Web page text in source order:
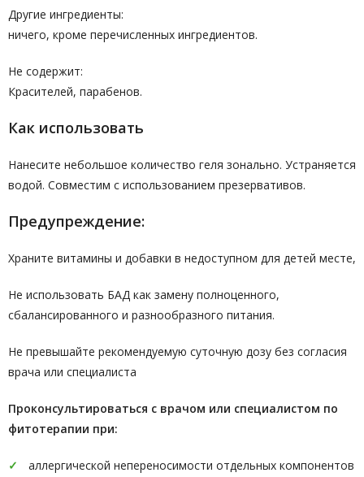
Другие ингредиенты:
ничего, кроме перечисленных ингредиентов.
Не содержит:
Красителей, парабенов.
Как использовать
Нанесите небольшое количество геля зонально. Устраняется
водой. Совместим с использованием презервативов.
Предупреждение:
Храните витамины и добавки в недоступном для детей месте,
Не использовать БАД как замену полноценного,
сбалансированного и разнообразного питания.
Не превышайте рекомендуемую суточную дозу без согласия
врача или специалиста
Проконсультироваться с врачом или специалистом по
фитотерапии при:
аллергической непереносимости отдельных компонентов